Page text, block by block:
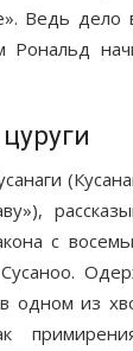
Ведь дело
Рональд
с
одном из